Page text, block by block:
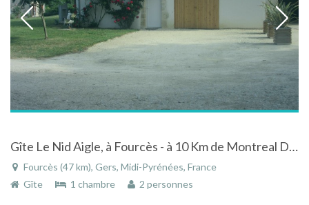
Gîte Le Nid Aigle, à Fourcès - à 10 Km de Montreal Du Gers
Fourcès (47 km), Gers, Midi-Pyrénées, France
Gîte
1 chambre 2 personnes